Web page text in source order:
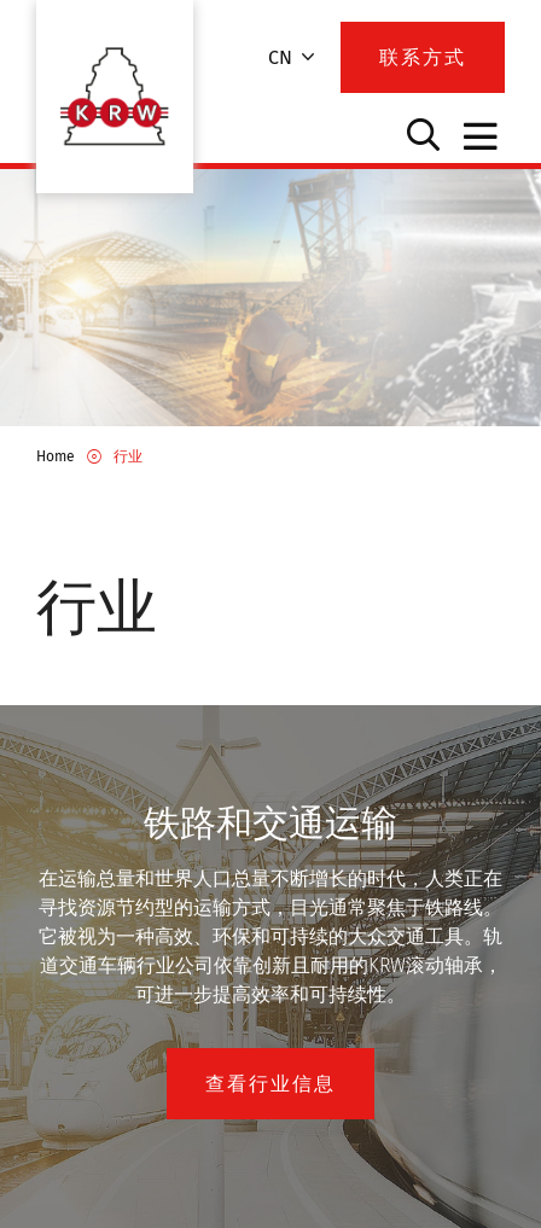
CN 联系方式
Home 行业
行业
铁路和交通运输
在运输总量和世界人口总量不断增长的时代，人类正在
寻找资源节约型的运输方式，目光通常聚焦于铁路线。
它被视为一种高效、环保和可持续的大众交通工具。轨
道交通车辆行业公司依靠创新且耐用的KRW滚动轴承，
可进一步提高效率和可持续性。
查看行业信息